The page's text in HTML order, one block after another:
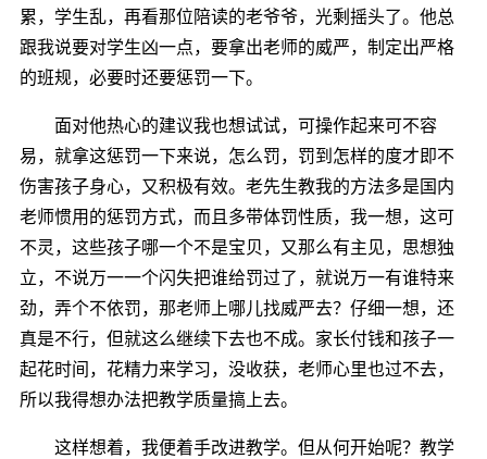
累，学生乱，再看那位陪读的老爷爷，光剩摇头了。他总
跟我说要对学生凶一点，要拿出老师的威严，制定出严格
的班规，必要时还要惩罚一下。
面对他热心的建议我也想试试，可操作起来可不容
易，就拿这惩罚一下来说，怎么罚，罚到怎样的度才即不
伤害孩子身心，又积极有效。老先生教我的方法多是国内
老师惯用的惩罚方式，而且多带体罚性质，我一想，这可
不灵，这些孩子哪一个不是宝贝，又那么有主见，思想独
立，不说万一一个闪失把谁给罚过了，就说万一有谁特来
劲，弄个不依罚，那老师上哪儿找威严去？仔细一想，还
真是不行，但就这么继续下去也不成。家长付钱和孩子一
起花时间，花精力来学习，没收获，老师心里也过不去，
所以我得想办法把教学质量搞上去。
这样想着，我便着手改进教学。但从何开始呢？教学